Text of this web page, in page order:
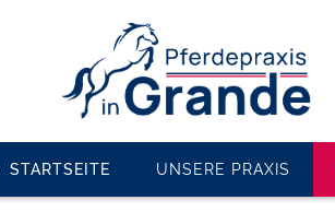
STARTSEITE UNSERE PRAXIS